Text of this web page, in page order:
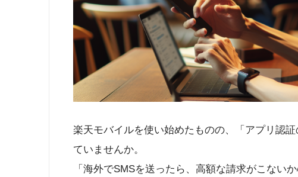
楽天モバイルを使い始めたものの、「アプリ認
ていませんか。
「海外でSMSを送ったら、高額な請求がこない